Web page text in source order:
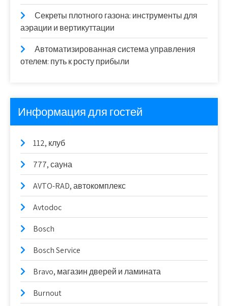
Секреты плотного газона: инструменты для
аэрации и вертикуттации
Автоматизированная система управления
отелем: путь к росту прибыли
Информация для гостей
112, клуб
777, сауна
AVTO-RAD, автокомплекс
Avtodoc
Bosch
Bosch Service
Bravo, магазин дверей и ламината
Burnout